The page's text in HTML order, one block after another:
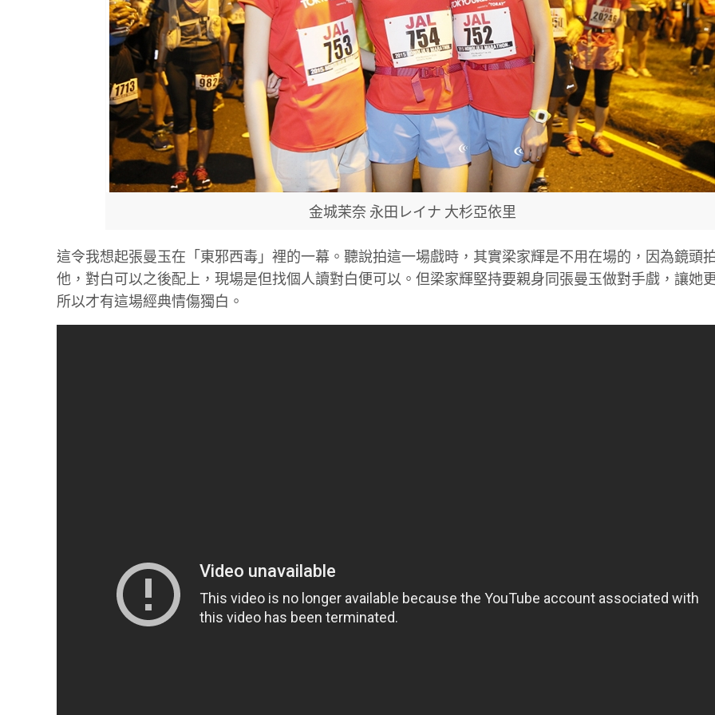
金城茉奈 永田レイナ 大杉亞依里
這令我想起張曼玉在「東邪西毒」裡的一幕。聽說拍這一場戲時，其實梁家輝是不用在場的，因為鏡頭
他，對白可以之後配上，現場是但找個人讀對白便可以。但梁家輝堅持要親身同張曼玉做對手戲，讓她
所以才有這場經典情傷獨白。